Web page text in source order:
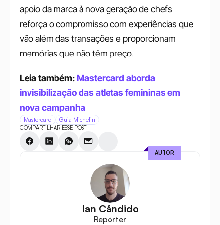
apoio da marca à nova geração de chefs
reforça o compromisso com experiências que
vão além das transações e proporcionam
memórias que não têm preço.
Leia também: Mastercard aborda
invisibilização das atletas femininas em
nova campanha
Mastercard Guia Michelin
COMPARTILHAR ESSE POST
Ian Cândido
Repórter
AUTOR